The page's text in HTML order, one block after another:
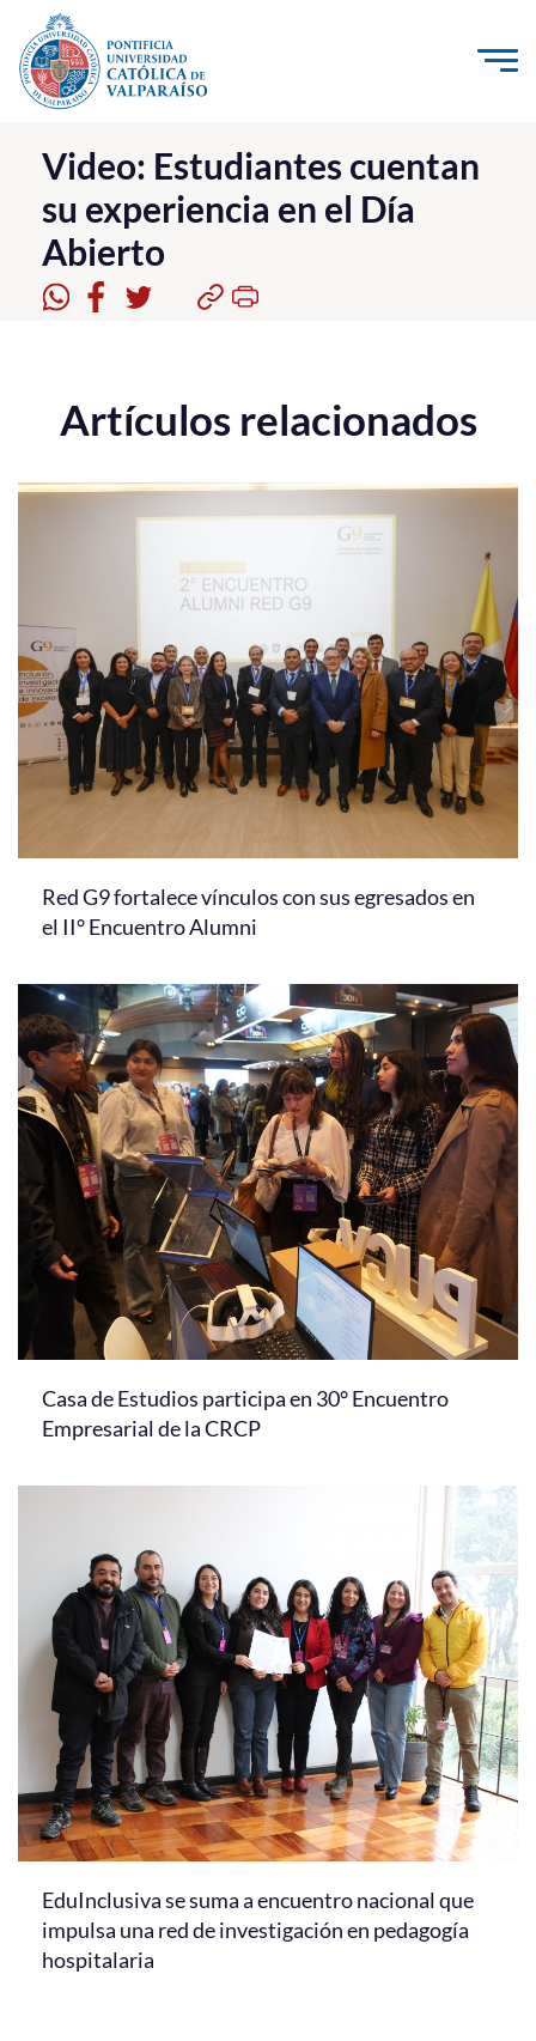
Click acá para ir directamente al contenido
La Universidad
Investigación, Creación e Innovación
PUCV Internacional
Vinculación con el Medio
Pregrado
Formación Continua
Académicos
Funcionarios
Alumni
Video: Estudiantes cuentan
su experiencia en el Día
Abierto
Artículos relacionados
Red G9 fortalece vínculos con sus egresados en
el II° Encuentro Alumni
Casa de Estudios participa en 30° Encuentro
Empresarial de la CRCP
EduInclusiva se suma a encuentro nacional que
impulsa una red de investigación en pedagogía
hospitalaria